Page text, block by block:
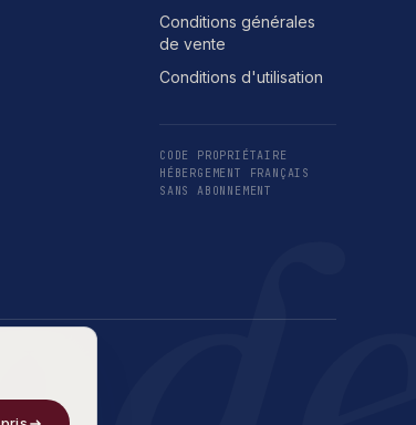
Conditions générales
de vente
Conditions d'utilisation
CODE PROPRIÉTAIRE
HÉBERGEMENT FRANÇAIS
SANS ABONNEMENT